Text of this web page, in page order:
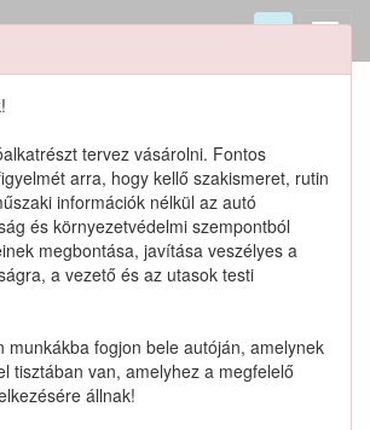
tervez vásárolni. Fontos
arra, hogy kellő szakismeret, rutin
információk nélkül az autó
és környezetvédelmi szempontból
megbontása, javítása veszélyes a
a vezető és az utasok testi
munkákba fogjon bele autóján, amelynek
tisztában van, amelyhez a megfelelő
állnak!
szereplő termékek